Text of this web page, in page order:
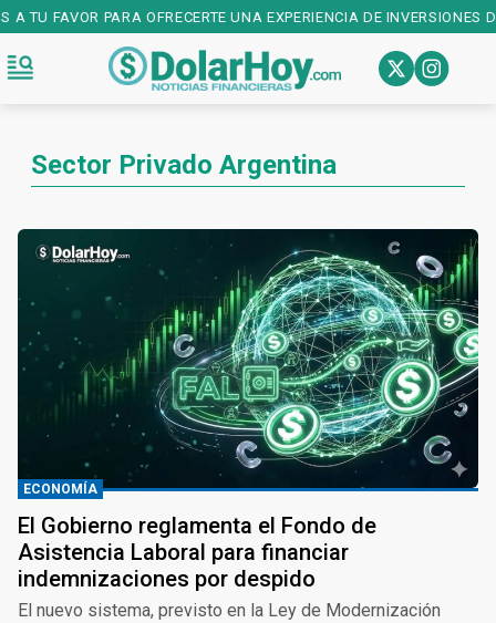
TU FAVOR PARA OFRECERTE UNA EXPERIENCIA DE INVERSIONES
Sector Privado Argentina
ECONOMÍA
El Gobierno reglamenta el Fondo de
Asistencia Laboral para financiar
indemnizaciones por despido
El nuevo sistema, previsto en la Ley de Modernización